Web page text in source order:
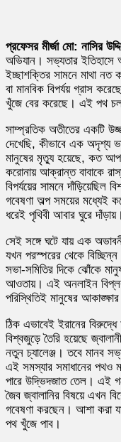
প্রফেসর মীর্জা মো: নাসির
অভিযান। সভ্যতার
ইচ্ছাশক্তির সামনে মাথা
বা মানবিক বিপর্যয় গ্রাস
খুঁজে বের করেছে। এই পথ
সাম্প্রতিক অতীতের একটি
দেখেছি, কীভাবে এক অদৃশ্য
মানুষের মৃত্যু হয়েছে, কত
করোনায় আক্রান্ত বাবাকে
বিপর্যয়ের সামনে দাঁড়িয়েছিল
গবেষণা অল্প সময়ের মধ্যেই
ধরেই পৃথিবী আবার ঘুরে দাঁড়ায়।
সেই সঙ্গে ঘটে যায় এক
যখন পরস্পরের থেকে
সভা-সমিতির দিকে ঝোঁকে
আওতায়। এই অনলাইন
পরিস্থিতিই মানুষের
ঠিক এভাবেই ইরানের
বিশ্বজুড়ে তৈরি হয়েছে
নতুন চ্যালেঞ্জ। তবে মানব
এই সমস্যার সমাধানের পথও
পারে উদ্ভিদজাত তেল। এই
জৈব জ্বালানির বিষয়ে এখন
গবেষণা করছেন। আশা করা
পথ খুঁজে পাব।